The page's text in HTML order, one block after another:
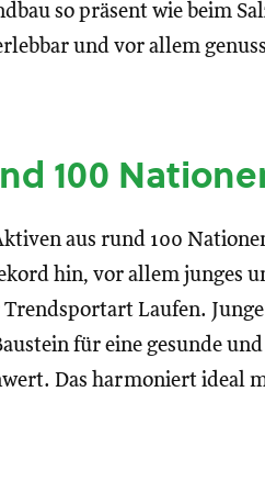
so präsent wie beim
und vor allem
100
aus rund 100
hin, vor allem junges
Laufen. Junge
für eine gesunde
Das harmoniert ideal